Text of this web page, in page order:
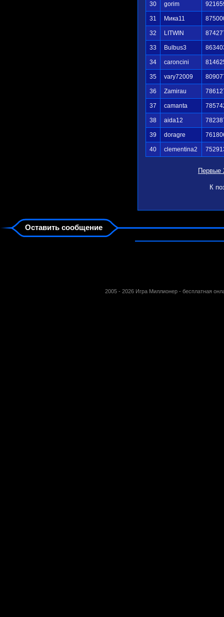
30 gorim
31 Мика11
32 LITWIN
33 Bulbus3
34 caroncini
35 vary72009
36 Zamirau
37 camanta
38 aida12
39 doragre
40 clementina2
Первые
К
Оставить сообщение
2005 - 2026 Игра Миллионер - бесплатная